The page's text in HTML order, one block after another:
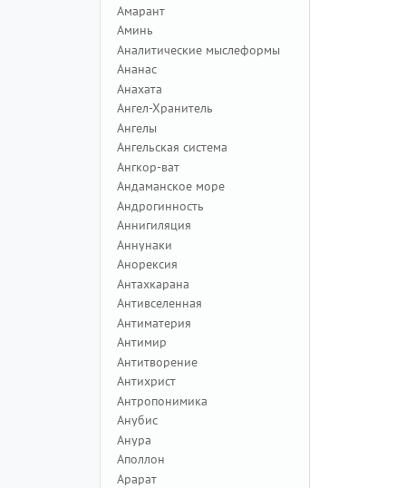
Амарант
Аминь
Аналитические мыслеформы
Ананас
Анахата
Ангел-Хранитель
Ангелы
Ангельская система
Ангкор-ват
Андаманское море
Андрогинность
Аннигиляция
Аннунаки
Анорексия
Антахкарана
Антивселенная
Антиматерия
Антимир
Антитворение
Антихрист
Антропонимика
Анубис
Анура
Аполлон
Арарат